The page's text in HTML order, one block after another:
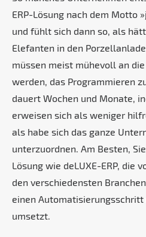
ERP-Lösung nach dem Motto
und fühlt sich dann so, als
Elefanten in den
müssen meist mühevoll an
werden, das Programmieren
dauert Wochen und Monate,
erweisen sich als weniger
als habe sich das ganze
unterzuordnen. Am Besten,
Lösung wie deLUXE-ERP, die
den verschiedensten
einen Automatisierungsschritt
umsetzt.